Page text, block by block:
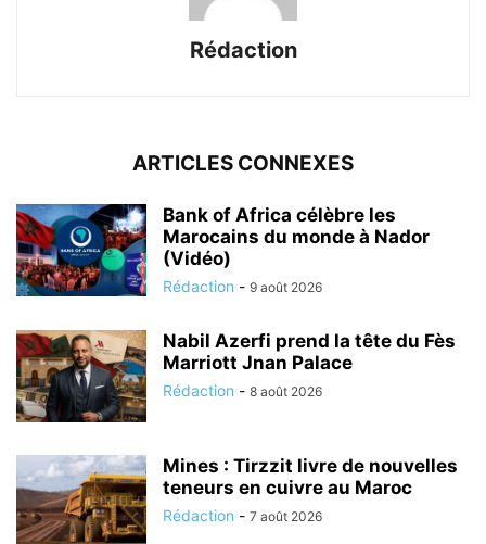
Rédaction
ARTICLES CONNEXES
Bank of Africa célèbre les
Marocains du monde à Nador
(Vidéo)
Rédaction - 9 août 2026
Nabil Azerfi prend la tête du Fès
Marriott Jnan Palace
Rédaction - 8 août 2026
Mines : Tirzzit livre de nouvelles
teneurs en cuivre au Maroc
Rédaction - 7 août 2026